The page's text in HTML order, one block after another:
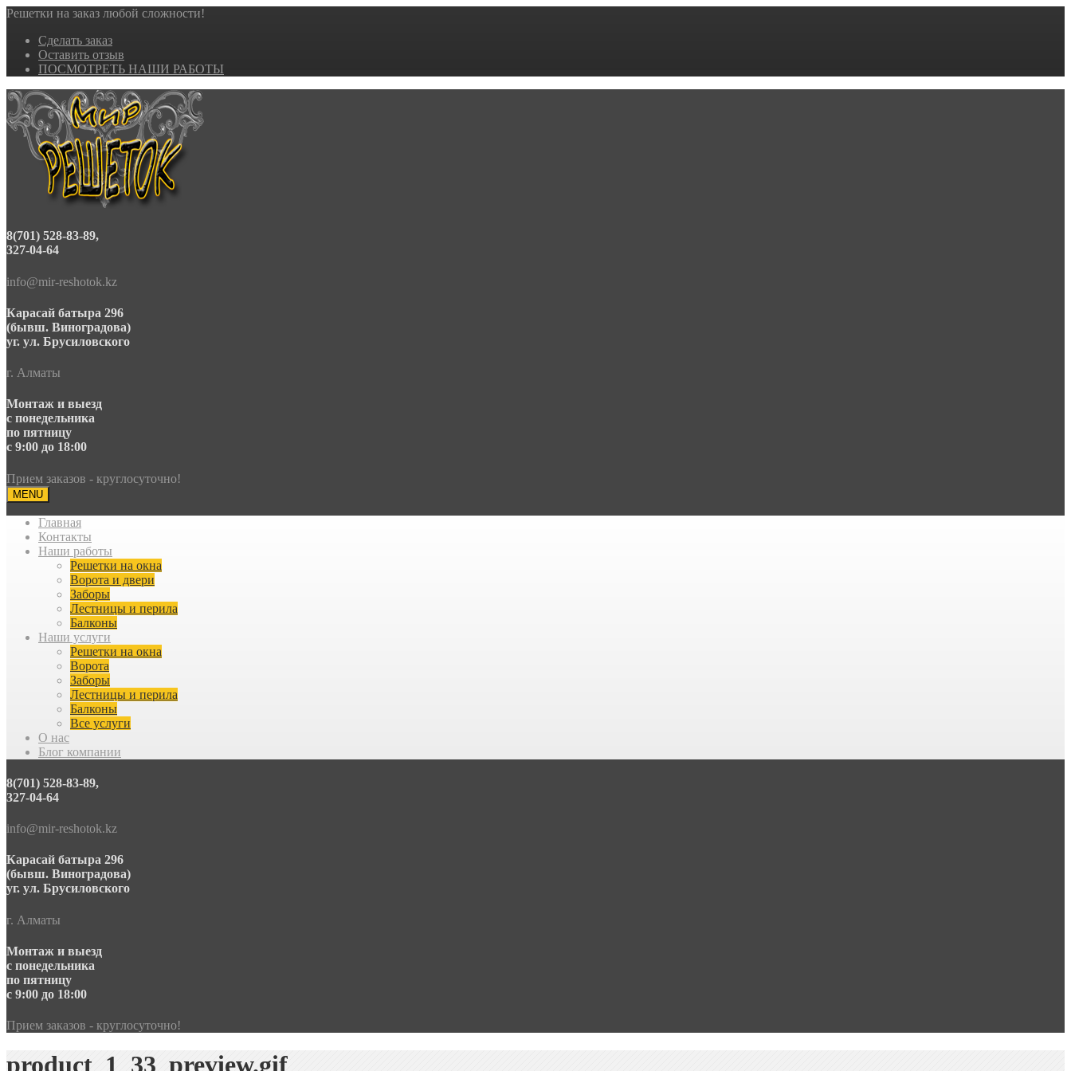
Решетки на заказ любой сложности!
Сделать заказ
Оставить отзыв
ПОСМОТРЕТЬ НАШИ РАБОТЫ
8(701) 528-83-89,
327-04-64
info@mir-reshotok.kz
Карасай батыра 296
(бывш. Виноградова)
уг. ул. Брусиловского
г. Алматы
Монтаж и выезд
с понедельника
по пятницу
с 9:00 до 18:00
Прием заказов - круглосуточно!
MENU
Главная
Контакты
Наши работы
Решетки на окна
Ворота и двери
Заборы
Лестницы и перила
Балконы
Наши услуги
Решетки на окна
Ворота
Заборы
Лестницы и перила
Балконы
Все услуги
О нас
Блог компании
8(701) 528-83-89,
327-04-64
info@mir-reshotok.kz
Карасай батыра 296
(бывш. Виноградова)
уг. ул. Брусиловского
г. Алматы
Монтаж и выезд
с понедельника
по пятницу
с 9:00 до 18:00
Прием заказов - круглосуточно!
product_1_33_preview.gif